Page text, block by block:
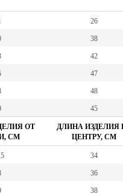
26
38
42
47
48
45
ОТ
СМ
ДЛИНА ИЗДЕЛИЯ
ЦЕНТРУ, СМ
34
36
38